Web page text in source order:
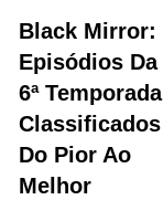
Black Mirror:
Episódios Da
6ª Temporada
Classificados
Do Pior Ao
Melhor